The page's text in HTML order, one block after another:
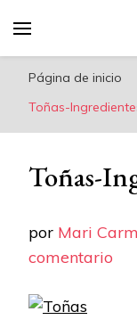
fácil,
Página de inicio
Toñas-
Toñas-
por Mari
comentario